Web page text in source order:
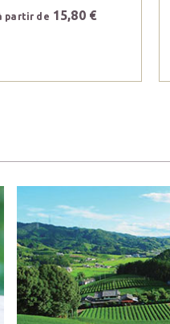
partir de 15,80 €